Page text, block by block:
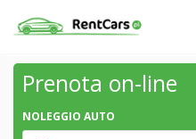
Prenota on-line
NOLEGGIO AUTO